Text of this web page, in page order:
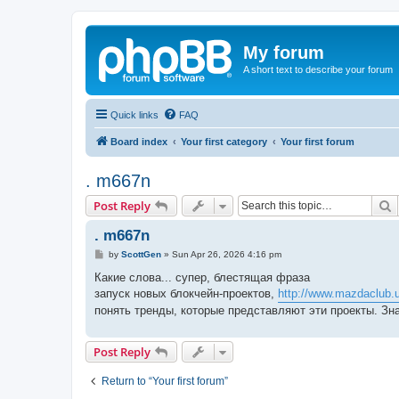
My forum
A short text to describe your forum
Quick links FAQ
Board index Your first category Your first forum
. m667n
Post Reply
. m667n
P
s
by ScottGen» Sun Apr 26, 2026 4:16 pm
Какие слова... супер, блестящая фраза
запуск новых блокчейн-проектов, http://
понять тренды, которые представляют эти проекты.
Post Reply
Return to “Your first forum”